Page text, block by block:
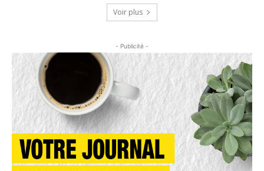
Voir plus
- Publicité -